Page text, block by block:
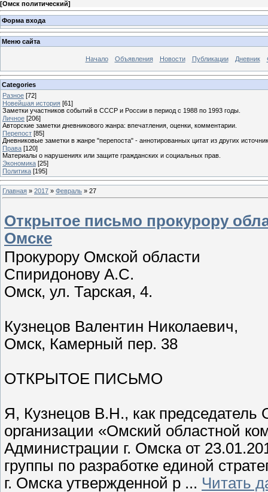
[Омск политический]
Форма входа
Меню сайта
Начало Объявления Новости Публикации Дневник
Categories
Разное [72]
Новейшая история [61]
Заметки участников событий в СССР и России в период с 1988 по 1993 годы.
Личное [206]
Авторские заметки дневникового жанра: впечатления, оценки, комментарии.
Перепост [85]
Дневниковые заметки в жанре "перепоста" - аннотированных цитат из других
Права [120]
Материалы о нарушениях или защите гражданских и социальных прав.
Экономика [25]
Политика [195]
Главная » 2017 » Февраль » 27
Открытое письмо прокурору
Омске
Прокурору Омской области
Спиридонову А.С.
Омск, ул. Тарская, 4.
Кузнецов Валентин Николаевич,
Омск, Камерный пер. 38
ОТКРЫТОЕ ПИСЬМО
Я, Кузнецов В.Н., как
организации «Омский областной
Администрации г. Омска от
группы по разработке единой
г. Омска утвержденной р ... Читать